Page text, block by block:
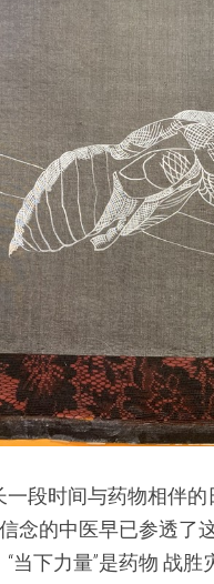
段时间与药物相伴
念的中医早已参透
当下力量”是药物 战